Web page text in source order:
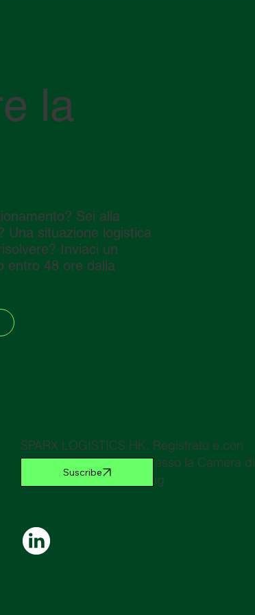
la
Sei alla
Una situazione logistica
Inviaci un
entro 48 ore dalla
SPARX LOGISTICS HK, Registrato e con
marchio commerciale presso la Camera di
Commercio di Hong Kong
Suscribe